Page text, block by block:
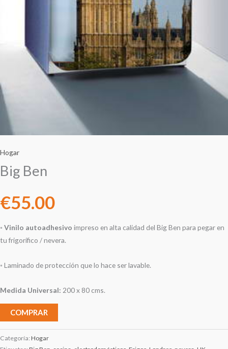
Hogar
Big Ben
€55.00
◦ Vinilo autoadhesivo impreso en alta calidad del Big Ben para pegar en
tu frigorífico / nevera.
◦ Laminado de protección que lo hace ser lavable.
Medida Universal: 200 x 80 cms.
COMPRAR
Categoría: Hogar